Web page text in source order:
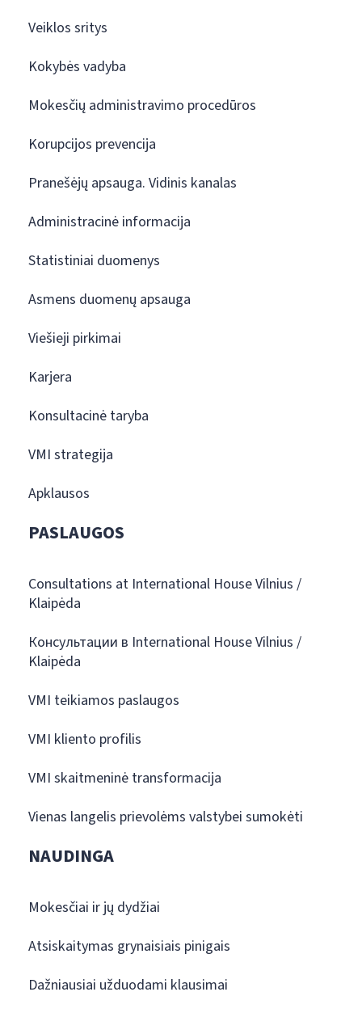
Veiklos sritys
Kokybės vadyba
Mokesčių administravimo procedūros
Korupcijos prevencija
Pranešėjų apsauga. Vidinis kanalas
Administracinė informacija
Statistiniai duomenys
Asmens duomenų apsauga
Viešieji pirkimai
Karjera
Konsultacinė taryba
VMI strategija
Apklausos
PASLAUGOS
Consultations at International House Vilnius /
Klaipėda
Консультации в International House Vilnius /
Klaipėda
VMI teikiamos paslaugos
VMI kliento profilis
VMI skaitmeninė transformacija
Vienas langelis prievolėms valstybei sumokėti
NAUDINGA
Mokesčiai ir jų dydžiai
Atsiskaitymas grynaisiais pinigais
Dažniausiai užduodami klausimai